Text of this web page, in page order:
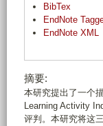
BibTex
EndNote
EndNote XML
摘要:
本研究提出了一个
Learning Activity
评判。本研究将这